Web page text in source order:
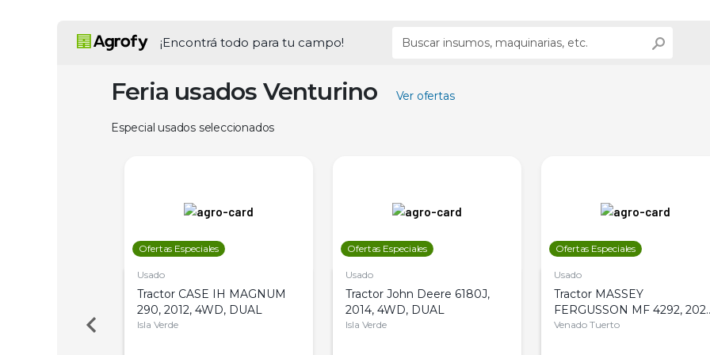
¡Encontrá todo para tu campo!
Feria usados Venturino Ver ofertas
Especial usados seleccionados
Ofertas Especiales
Usado
Tractor CASE IH MAGNUM
290, 2012, 4WD, DUAL
Isla Verde
Ofertas Especiales
Usado
Tractor John Deere 6180J,
2014, 4WD, DUAL
Isla Verde
Ofertas Especiales
Usado
Tractor MASSEY
FERGUSSON MF 4292,
4WD, PATON
Venado Tuerto